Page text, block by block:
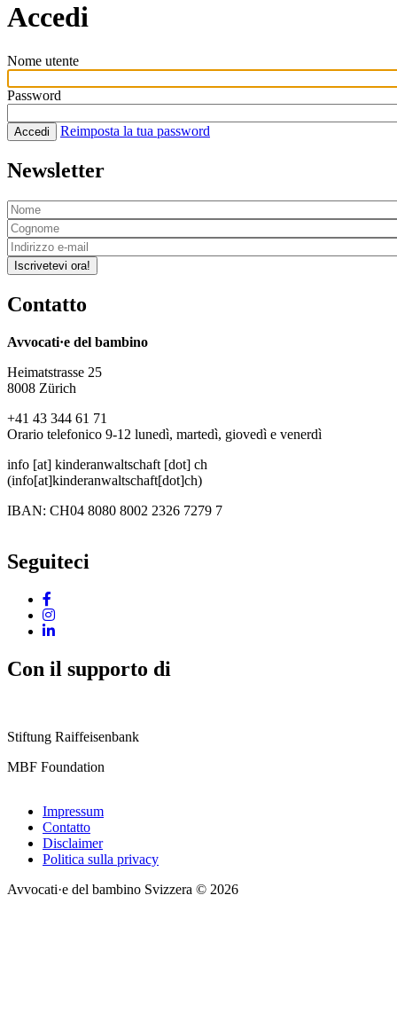
Accedi
Nome utente
Password
Accedi Reimposta la tua password
Newsletter
Iscrivetevi ora!
Contatto
Avvocati·e del bambino
Heimatstrasse 25
8008 Zürich
+41 43 344 61 71
Orario telefonico 9-12 lunedì, martedì, giovedì e venerdì
info [at] kinderanwaltschaft [dot] ch
(info[at]kinderanwaltschaft[dot]ch)
IBAN: CH04 8080 8002 2326 7279 7
Seguiteci
Con il supporto di
Stiftung Raiffeisenbank
MBF Foundation
Fußzeile
Impressum
Contatto
Disclaimer
Politica sulla privacy
Avvocati·e del bambino Svizzera © 2026